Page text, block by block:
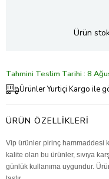
Ürün
Tahmini Teslim Tarihi : 8
Ürünler Yurtiçi Kargo ile
ÜRÜN ÖZELLIKLERI
Vip ürünler pirinç hammaddesi
kalite olan bu ürünler, sıvıya
günlük kullanıma uygundur.